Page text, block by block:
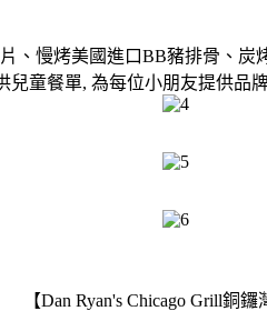
、慢烤美國進口BB豬排骨、
兒童餐單, 為每位小朋友提供品
【Dan Ryan's Chicago Grill銅鑼